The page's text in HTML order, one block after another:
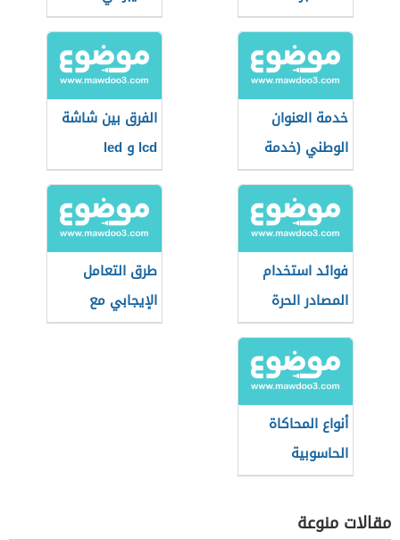
خدمة العنوان
الوطني (خدمة
وطنية سعودية)
الفرق بين شاشة
lcd و led
فوائد استخدام
المصادر الحرة
طرق التعامل
الإيجابي مع
وسائل الاتصال
أنواع المحاكاة
الحاسوبية
مقالات منوعة